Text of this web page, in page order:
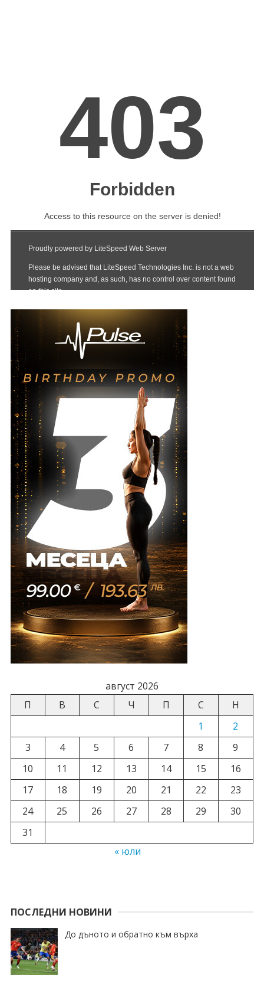
август 2026
П
В С Ч П С
Н
1
2
3
4 5 6 7 8
9
10
11 12 13 14 15
16
17
18 19 20 21 22
23
24
25 26 27 28 29
30
31
« юли
ПОСЛЕДНИ НОВИНИ
До дъното и обратно към върха